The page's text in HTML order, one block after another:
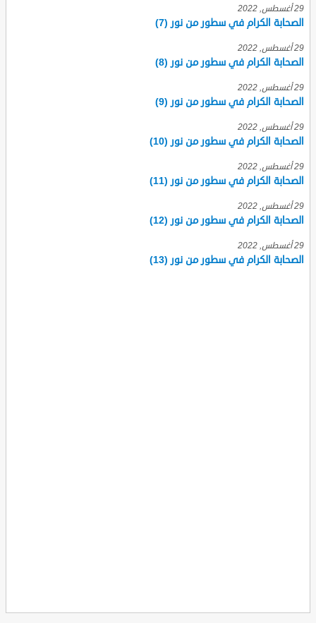
29 أغسطس, 2022
الصحابة الكرام في سطور من نور (7)
29 أغسطس, 2022
الصحابة الكرام في سطور من نور (8)
29 أغسطس, 2022
الصحابة الكرام في سطور من نور (9)
29 أغسطس, 2022
الصحابة الكرام في سطور من نور (10)
29 أغسطس, 2022
الصحابة الكرام في سطور من نور (11)
29 أغسطس, 2022
الصحابة الكرام في سطور من نور (12)
29 أغسطس, 2022
الصحابة الكرام في سطور من نور (13)